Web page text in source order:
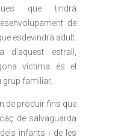
que tindrà
de
esdevindrà adult.
d’aquest estrall,
víctima és el
grup familiar.
de produir fins que
de salvaguarda
infants i de les